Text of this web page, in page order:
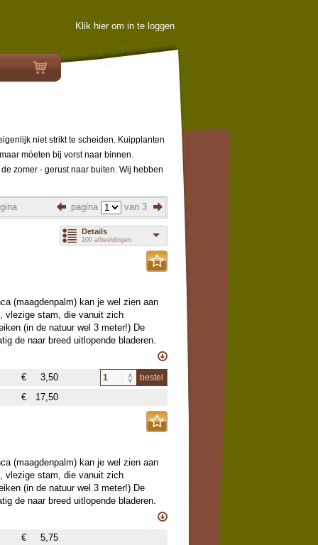
Klik hier om in te loggen
niet strikt te scheiden. Kuipplanten
móeten bij vorst naar binnen.
zomer - gerust naar buiten. Wij hebben
pagina van 3
Details
100 afbeeldingen
(maagdenpalm) kan je wel zien aan
vlezige stam, die vanuit zich
(in de natuur wel 3 meter!) De
de naar breed uitlopende bladeren.
fraaie) soort komt van planten in
Geef de plant een warme en licht
op deze plant, omdat eigenlijk
€ 3,50 bestel
€ 17,50
(maagdenpalm) kan je wel zien aan
vlezige stam, die vanuit zich
(in de natuur wel 3 meter!) De
de naar breed uitlopende bladeren.
wit, roze, 2-kleurig e.a. Geef de
Bonsailiefhebbers zijn gek op deze
€
5,75